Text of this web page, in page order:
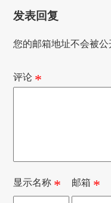
发表回复
您的邮箱地址不会被公
评论 *
显示名称 * 邮箱 *